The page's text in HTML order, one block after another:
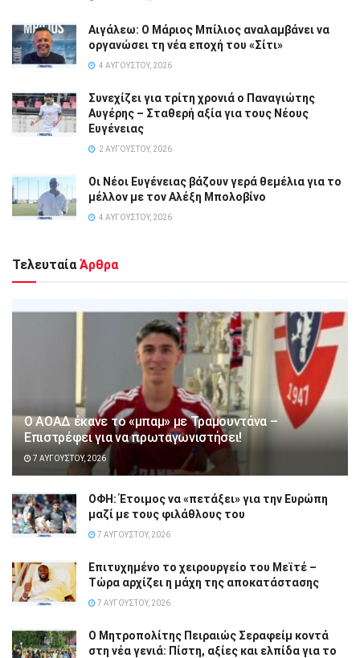
Αιγάλεω: Ο Μάριος Μπίλιος αναλαμβάνει να
οργανώσει τη νέα εποχή του «Σίτι»
4 ΑΥΓΟΎΣΤΟΥ, 2026
Συνεχίζει για τρίτη χρονιά ο Παναγιώτης
Αυγέρης – Σταθερή αξία για τους Νέους
Ευγένειας
2 ΑΥΓΟΎΣΤΟΥ, 2026
Οι Νέοι Ευγένειας βάζουν γερά θεμέλια για το
μέλλον με τον Αλέξη Μπολοβίνο
4 ΑΥΓΟΎΣΤΟΥ, 2026
Τελευταία Άρθρα
Ο ΑΟΑΔ έκανε το «μπαμ» με Τραμουντάνα –
Επιστρέφει για να πρωταγωνιστήσει!
7 ΑΥΓΟΎΣΤΟΥ, 2026
ΟΦΗ: Έτοιμος να «πετάξει» για την Ευρώπη
μαζί με τους φιλάθλους του
7 ΑΥΓΟΎΣΤΟΥ, 2026
Επιτυχημένο το χειρουργείο του Μεϊτέ –
Τώρα αρχίζει η μάχη της αποκατάστασης
7 ΑΥΓΟΎΣΤΟΥ, 2026
Ο Μητροπολίτης Πειραιώς Σεραφείμ κοντά
στη νέα γενιά: Πίστη, αξίες και ελπίδα για το